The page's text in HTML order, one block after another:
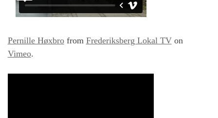
Pernille Høxbrofrom Frederiksberg Lokal TVon
Vimeo.